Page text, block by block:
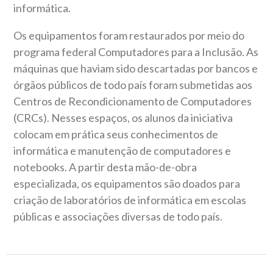
informática.
Os equipamentos foram restaurados por meio do
programa federal Computadores para a Inclusão. As
máquinas que haviam sido descartadas por bancos e
órgãos públicos de todo país foram submetidas aos
Centros de Recondicionamento de Computadores
(CRCs). Nesses espaços, os alunos da iniciativa
colocam em prática seus conhecimentos de
informática e manutenção de computadores e
notebooks. A partir desta mão-de-obra
especializada, os equipamentos são doados para
criação de laboratórios de informática em escolas
públicas e associações diversas de todo país.